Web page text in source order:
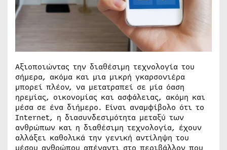
Αξιοποιώντας την διαθέσιμη τεχνολογία του
σήμερα, ακόμα και μια μικρή γκαρσονιέρα
μπορεί πλέον, να μετατραπεί σε μία όαση
ηρεμίας, οικονομίας και ασφάλειας, ακόμη και
μέσα σε ένα διήμερο. Είναι αναμφίβολο ότι τo
Internet, η διασυνδεσιμότητα μεταξύ των
ανθρώπων και η διαθέσιμη τεχνολογία, έχουν
αλλάξει καθολικά την γενική αντίληψη του